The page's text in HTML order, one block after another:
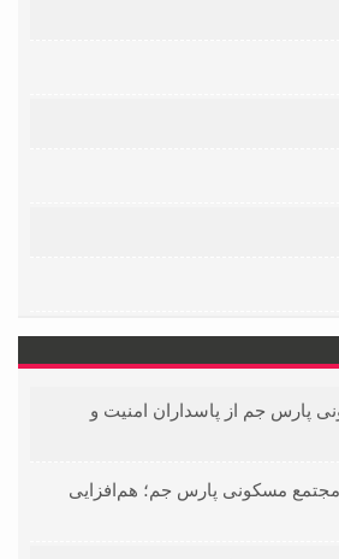
پارس جم از پاسداران امنیت و
مسکونی پارس جم؛ هم‌افزایی